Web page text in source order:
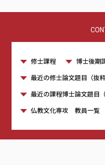
修士課程 博士後期
最近の修士論文題目（抜粋
最近の課程博士論文題目（
仏教文化専攻 教員一覧